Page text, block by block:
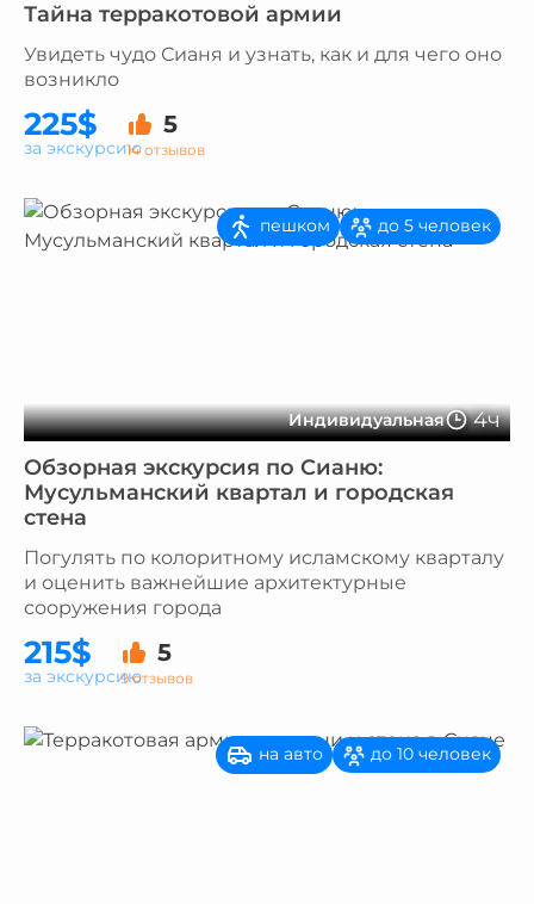
Тайна терракотовой армии
Увидеть чудо Сианя и узнать, как и для чего оно
возникло
225$ 5
14 отзывов
за экскурсию
Индивидуальная 4ч
пешком до 5 человек
Обзорная экскурсия по Сианю:
Мусульманский квартал и городская
стена
Погулять по колоритному исламскому кварталу
и оценить важнейшие архитектурные
сооружения города
215$ 5
9 отзывов
за экскурсию
на авто до 10 человек